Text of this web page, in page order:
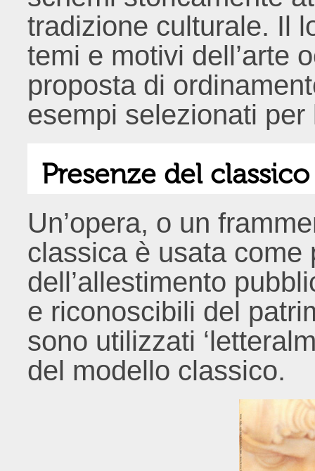
tradizione culturale. Il
temi e motivi dell’arte
proposta di
esempi selezionati per
Presenze del classico
Un’opera, o un
classica è usata come
dell’allestimento
e riconoscibili del
sono utilizzati
del modello classico.